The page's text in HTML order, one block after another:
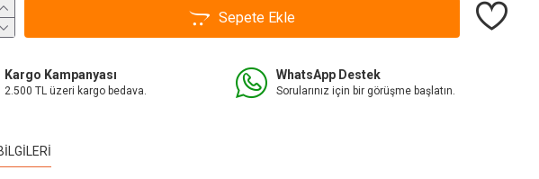
Sepete Ekle
Kargo Kampanyası
2.500 TL üzeri kargo bedava.
WhatsApp Destek
Sorularınız için bir görüşme başlatın.